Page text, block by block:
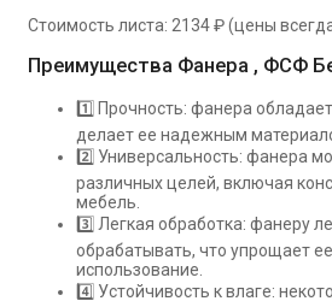
Стоимость листа: 2134 ₽ (цены
Преимущества Фанера , ФСФ
1️⃣ Прочность: фанера
делает ее надежным
2️⃣ Универсальность: фанера
различных целей, включая
мебель.
3️⃣ Легкая обработка: фанеру
обрабатывать, что упрощает
использование.
4️⃣ Устойчивость к влаге: